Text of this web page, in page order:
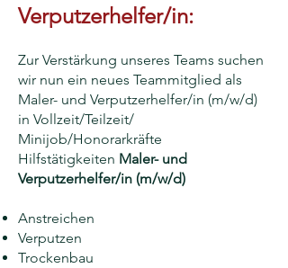
Verputzerhelfer/in:
Zur Verstärkung unseres Teams suchen
wir nun ein neues Teammitglied als
Maler- und Verputzerhelfer/in (m/w/d)
in Vollzeit/Teilzeit/
Minijob/Honorarkräfte
Hilfstätigkeiten Maler- und
Verputzerhelfer/in (m/w/d)
Anstreichen
Verputzen
Trockenbau